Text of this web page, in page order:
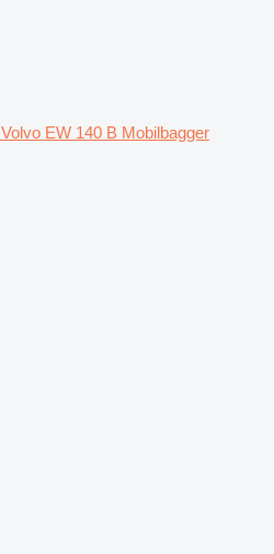
Volvo EW 140 B Mobilbagger